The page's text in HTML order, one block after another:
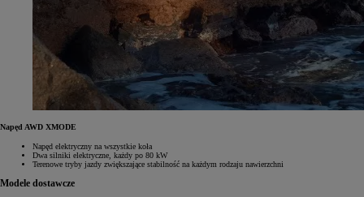
Napęd AWD XMODE
Napęd elektryczny na wszystkie koła
Dwa silniki elektryczne, każdy po 80 kW
Terenowe tryby jazdy zwiększające stabilność na każdym rodzaju nawierzchni
Modele dostawcze